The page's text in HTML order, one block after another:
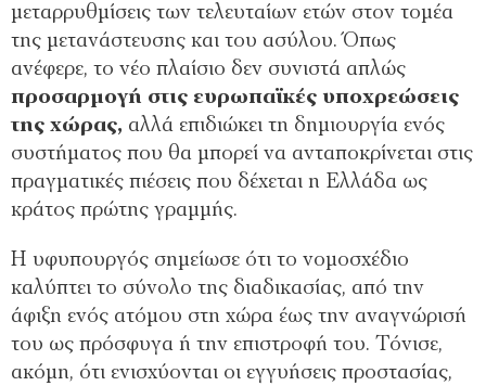
μεταρρυθμίσεις των τελευταίων ετών στον τομέα
της μετανάστευσης και του ασύλου. Όπως
ανέφερε, το νέο πλαίσιο δεν συνιστά απλώς
προσαρμογή στις ευρωπαϊκές υποχρεώσεις
της χώρας, αλλά επιδιώκει τη δημιουργία ενός
συστήματος που θα μπορεί να ανταποκρίνεται στις
πραγματικές πιέσεις που δέχεται η Ελλάδα ως
κράτος πρώτης γραμμής.
Η υφυπουργός σημείωσε ότι το νομοσχέδιο
καλύπτει το σύνολο της διαδικασίας, από την
άφιξη ενός ατόμου στη χώρα έως την αναγνώρισή
του ως πρόσφυγα ή την επιστροφή του. Τόνισε,
ακόμη, ότι ενισχύονται οι εγγυήσεις προστασίας,